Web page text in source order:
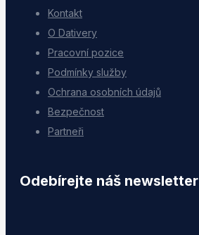
Kontakt
O Dativery
Pracovní pozice
Podmínky služby
Ochrana osobních údajů
Bezpečnost
Partneři
Odebírejte náš newsletter